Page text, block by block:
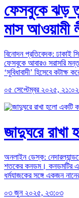
ফেসবুকে ঝড়
মাস আওয়ামী
বিনোদন প্রতিবেদক: ঢাকাই
ফেসবুকে আবারও সরাসরি
‘সুবিধাবাদী’ হিসেবে কটাক্ষ
০৫ সেপ্টেম্বর ২০২৫, ২১:০২
জাদুঘরে
অনলাইন ডেস্ক:
শতকের কনডম। কনডমটির
ধর্মযাজকের সঙ্গে একজন
০৩ জুন ২০২৫, ২৩:০৩